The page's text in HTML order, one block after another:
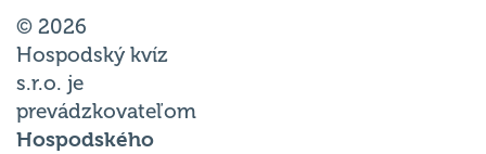
© 2026
Hospodský kvíz
s.r.o. je
prevádzkovateľom
Hospodského